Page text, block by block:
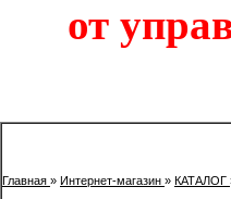
от
Главная » Интернет-магазин » КАТАЛОГ